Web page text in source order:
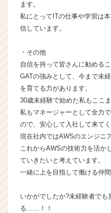
活
ア
キ
ャ
リ
ア
（C
e
r
C
r
ます。
私にとってITの仕事や学習は
信しています。
・その他
自信を持って皆さんに勧める
GATの強みとして、今まで未
を育てる力があります。
30歳未経験で始めた私もここ
私もマネージャーとして全力
ので、安心して入社して来てく
現在社内ではAWSのエンジニ
これからAWSの技術力を活か
ていきたいと考えています。
一緒に上を目指して働ける仲
いかがでしたか?未経験者で
る……！！